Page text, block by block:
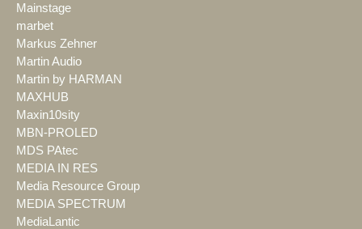
Mainstage
marbet
Markus Zehner
Martin Audio
Martin by HARMAN
MAXHUB
Maxin10sity
MBN-PROLED
MDS PAtec
MEDIA IN RES
Media Resource Group
MEDIA SPECTRUM
MediaLantic